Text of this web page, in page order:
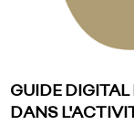
GUIDE
DANS